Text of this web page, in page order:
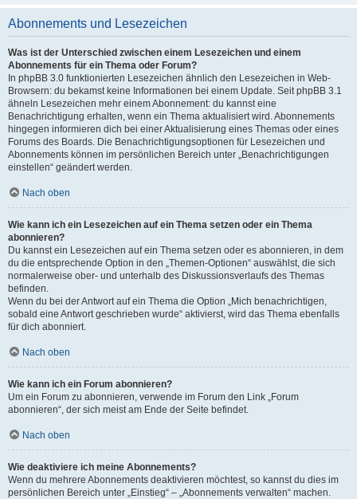
Abonnements und Lesezeichen
Was ist der Unterschied zwischen einem Lesezeichen und einem
Abonnements für ein Thema oder Forum?
In phpBB 3.0 funktionierten Lesezeichen ähnlich den Lesezeichen in Web-
Browsern: du bekamst keine Informationen bei einem Update. Seit phpBB 3.1
ähneln Lesezeichen mehr einem Abonnement: du kannst eine
Benachrichtigung erhalten, wenn ein Thema aktualisiert wird. Abonnements
hingegen informieren dich bei einer Aktualisierung eines Themas oder eines
Forums des Boards. Die Benachrichtigungsoptionen für Lesezeichen und
Abonnements können im persönlichen Bereich unter „Benachrichtigungen
einstellen“ geändert werden.
Nach oben
Wie kann ich ein Lesezeichen auf ein Thema setzen oder ein Thema
abonnieren?
Du kannst ein Lesezeichen auf ein Thema setzen oder es abonnieren, in dem
du die entsprechende Option in den „Themen-Optionen“ auswählst, die sich
normalerweise ober- und unterhalb des Diskussionsverlaufs des Themas
befinden.
Wenn du bei der Antwort auf ein Thema die Option „Mich benachrichtigen,
sobald eine Antwort geschrieben wurde“ aktivierst, wird das Thema ebenfalls
für dich abonniert.
Nach oben
Wie kann ich ein Forum abonnieren?
Um ein Forum zu abonnieren, verwende im Forum den Link „Forum
abonnieren“, der sich meist am Ende der Seite befindet.
Nach oben
Wie deaktiviere ich meine Abonnements?
Wenn du mehrere Abonnements deaktivieren möchtest, so kannst du dies im
persönlichen Bereich unter „Einstieg“ – „Abonnements verwalten“ machen.